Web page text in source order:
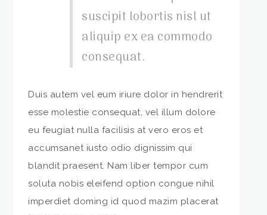
suscipit lobortis nisl ut
aliquip ex ea commodo
consequat.
Duis autem vel eum iriure dolor in hendrerit
esse molestie consequat, vel illum dolore
eu feugiat nulla facilisis at vero eros et
accumsanet iusto odio dignissim qui
blandit praesent. Nam liber tempor cum
soluta nobis eleifend option congue nihil
imperdiet doming id quod mazim placerat